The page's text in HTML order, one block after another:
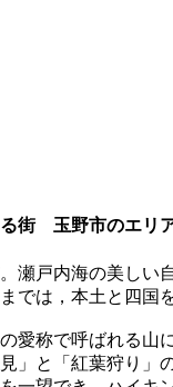
る街 玉野市のエリ
瀬戸内海の美し
では，本土と四国
愛称で呼ばれる山
」と「紅葉狩り」